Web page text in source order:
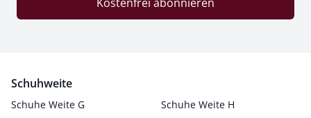
Schuhweite
Schuhe Weite G
Schuhe Weite H